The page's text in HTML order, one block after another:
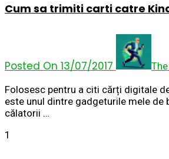
Cum sa trimiti carti catre
Posted On 13/07/2017
Folosesc pentru a citi cărți digitale
este unul dintre gadgeturile mele de
călatorii …
1